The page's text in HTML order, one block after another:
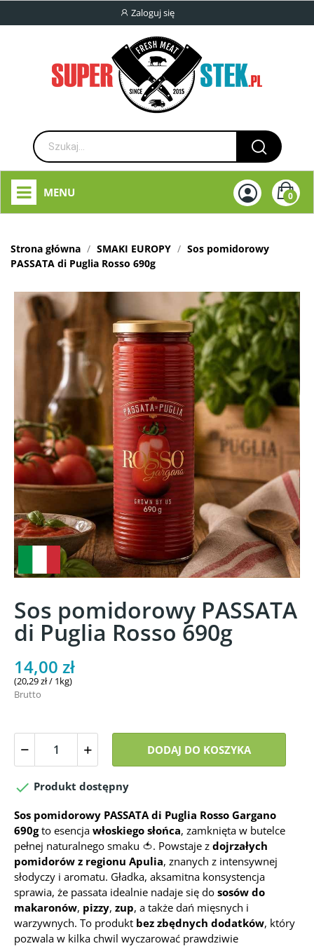
Zaloguj się
0
MENU
Strona główna SMAKI EUROPY
Sos pomidorowy
PASSATA di Puglia Rosso 690g
Sos pomidorowy PASSATA
di Puglia Rosso 690g
14,00 zł
(20,29 zł / 1kg)
Brutto
DODAJ DO KOSZYKA
 Produkt dostępny
Sos pomidorowy PASSATA di Puglia Rosso Gargano
690gto esencja włoskiego słońca, zamknięta w butelce
pełnej naturalnego smaku 🍅. Powstaje z dojrzałych
pomidorów z regionu Apulia, znanych z intensywnej
słodyczy i aromatu. Gładka, aksamitna konsystencja
sprawia, że passata idealnie nadaje się do sosów do
makaronów, pizzy, zup, a także dań mięsnych i
warzywnych. To produkt bez zbędnych dodatków, który
pozwala w kilka chwil wyczarować prawdziwie